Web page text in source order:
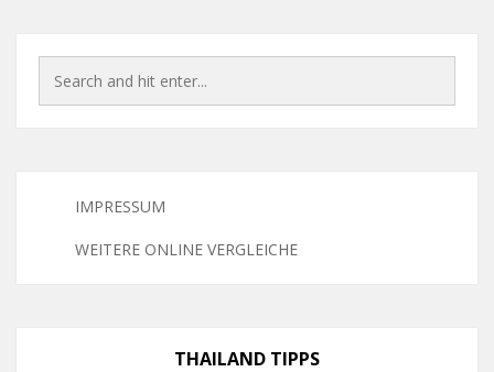
IMPRESSUM
WEITERE ONLINE VERGLEICHE
THAILAND TIPPS